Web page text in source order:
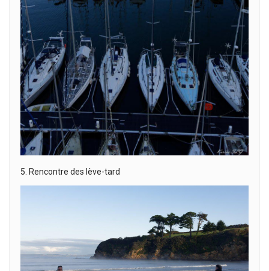
5. Rencontre des lève-tard